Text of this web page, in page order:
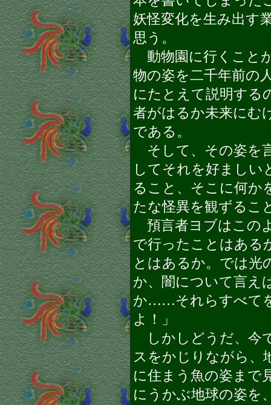
妖怪変化を生み出す
思う。
動物園に行くこと
物の姿を二千年前の
にたとえて説明する
者がはるか未来にむ
である。
そして、その姿を
してそれを好ましい
ること、そこに何か
たな怪異を観ずるこ
預言者ヨブはこの
で行ったことはある
とはあるか。では光
か、闇について言え
か……それらすべて
よ！」
しかしどうだ、今
スをかじりながら、
に住まう魚の姿まで
にうかぶ地球の姿を